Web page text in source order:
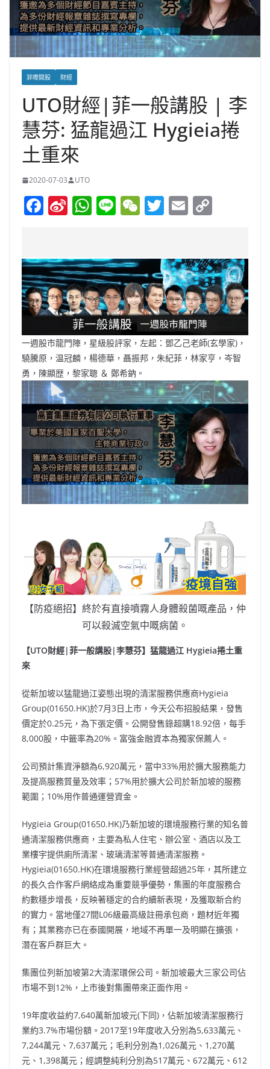
菲嚟開股 財經
UTO財經|菲一般講股 | 李
慧芬: 猛龍過江 Hygieia捲
土重來
2020-07-03 UTO
F
e
b
o
o
k
Si
W
ei
b
o
W
s
A
p
p
Li W
h
at
T
er
E
l y
Li
n
k
一週股市龍門陣，星級股評家，左起：鄧乙己老師(玄學家)，
驍騰原，温冠麟，楊德華，聶振邦，朱紀菲，林家亨，岑智
勇，陳顯歴，黎家聰 ＆ 鄭希鈉。
【防疫絕招】終於有直接噴霧人身體殺菌嘅產品，仲
可以殺滅空氣中嘅病菌。
【UTO財經|菲一般講股|李慧芬】猛龍過江 Hygieia捲土重
來
從新加坡以猛龍過江姿態出現的清潔服務供應商Hygieia
Group(01650.HK)於7月3日上市，今天公布招股結果，發售
價定於0.25元，為下張定價。公開發售錄超購18.92倍，每手
8,000股，中籤率為20%。富強金融資本為獨家保薦人。
公司預計集資淨額為6,920萬元，當中33%用於擴大服務能力
及提高服務質量及效率；57%用於擴大公司於新加坡的服務
範圍；10%用作普通運營資金。
Hygieia Group(01650.HK)乃新加坡的環境服務行業的知名普
通清潔服務供應商，主要為私人住宅、辦公室、酒店以及工
業樓宇提供廁所清潔、玻璃清潔等普通清潔服務。
Hygieia(01650.HK)在環境服務行業經營超過25年，其所建立
的長久合作客戶網絡成為重要競爭優勢，集團的年度服務合
約數穩步增長，反映著穩定的合約續新表現，及獲取新合約
的實力。當地僅27間L06級最高級註冊承包商，題材近年獨
有；其業務亦已在泰國開展，地域不再單一及明顯在擴張，
潛在客戶群巨大。
集團位列新加坡第2大清潔環保公司。新加坡最大三家公司佔
市場不到12%，上市後對集團帶來正面作用。
19年度收益約7,640萬新加坡元(下同)，佔新加坡清潔服務行
業約3.7%市場份額。2017至19年度收入分別為5,633萬元、
7,244萬元、7,637萬元；毛利分別為1,026萬元、1,270萬
元、1,398萬元；經調整純利分別為517萬元、672萬元、612